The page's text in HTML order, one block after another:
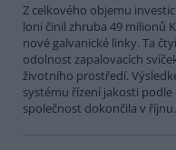
Z celkového objemu
loni činil zhruba 49 milionů
nové galvanické linky. Ta
odolnost zapalovacích
životního prostředí.
systému řízení jakosti
společnost dokončila v říjnu.